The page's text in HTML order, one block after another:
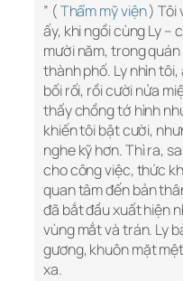
” (Thẩm mỹ viện) Tôi
ấy, khi ngồi cùng Ly –
mười năm, trong
thành phố. Ly nhìn
bối rối, rồi cười nửa
thấy chồng tớ hình
khiến tôi bật cười,
nghe kỹ hơn. Thì ra,
cho công việc, thức
quan tâm đến bản
đã bắt đầu xuất hiện
vùng mắt và trán. Ly
gương, khuôn mặt
xa.